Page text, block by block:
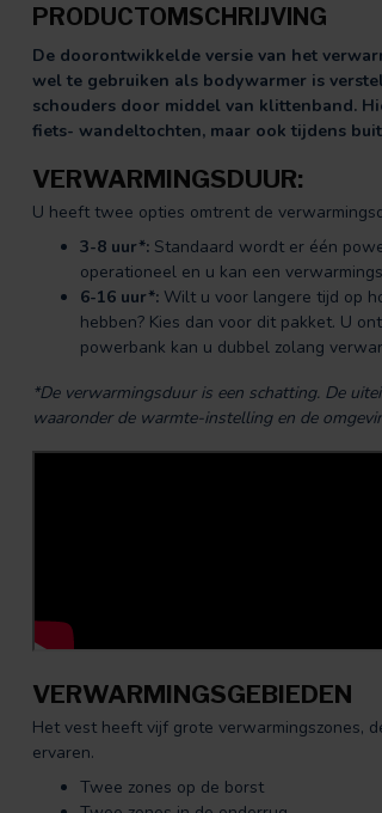
PRODUCTOMSCHRIJVING
De doorontwikkelde versie van het
wel te gebruiken als bodywarmer is
schouders door middel van klittenband.
fiets- wandeltochten, maar ook tijdens
VERWARMINGSDUUR:
U heeft twee opties omtrent de
3-8 uur*: Standaard wordt er één
operationeel en u kan een
6-16 uur*: Wilt u voor langere tijd op
hebben? Kies dan voor dit pakket. U
powerbank kan u dubbel zolang
*De verwarmingsduur is een schatting. De
waaronder de warmte-instelling en de
VERWARMINGSGEBIEDEN
Het vest heeft vijf grote verwarmingszones,
ervaren.
Twee zones op de borst